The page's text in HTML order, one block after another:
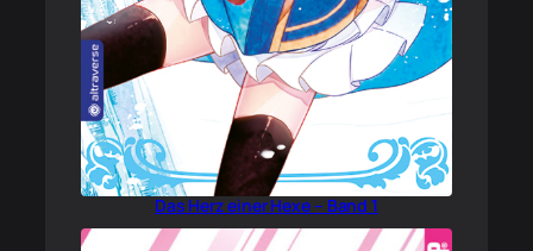
Das Herz einer Hexe – Band 1